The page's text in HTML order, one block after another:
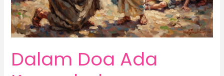
Dalam Doa Ada